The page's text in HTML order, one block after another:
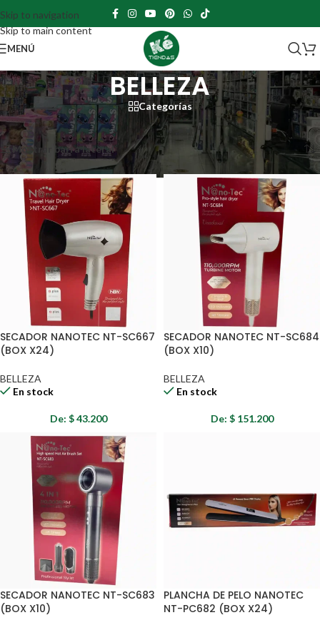
Skip to navigation
Skip to main content
MENÚ
BELLEZA
Categorías
Portada»BELLEZA Mostrando 1–12 de 123 resultados
Mostrar barra lateral
SECADOR NANOTEC NT-SC667
(BOX X24)
BELLEZA
En stock
De: $43.200
SECADOR NANOTEC NT-SC684
(BOX X10)
BELLEZA
En stock
De: $151.200
SECADOR NANOTEC NT-SC683
(BOX X10)
PLANCHA DE PELO NANOTEC
NT-PC682 (BOX X24)